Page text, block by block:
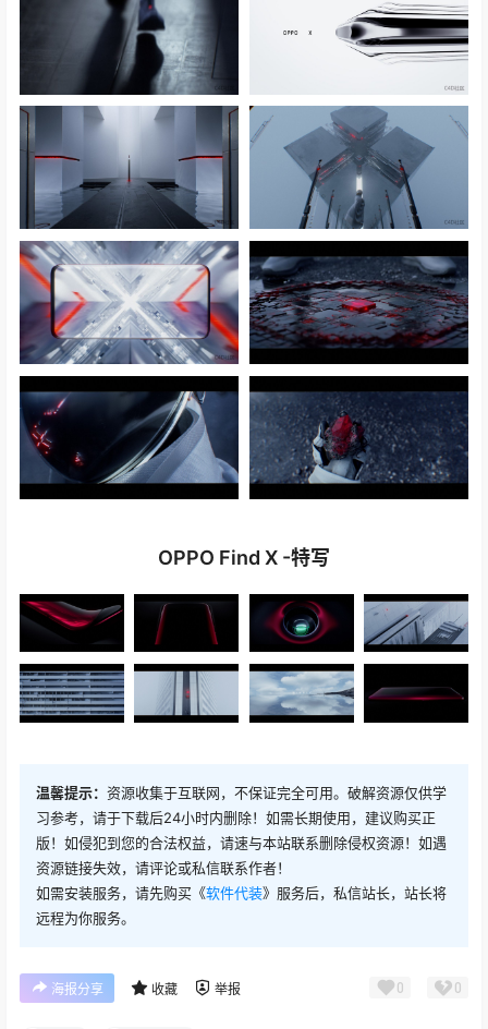
OPPO Find X -特写
温馨提示： 资源收集于互联网，不保证完全可用。破解资源仅供学
习参考，请于下载后24小时内删除！如需长期使用，建议购买正
版！如侵犯到您的合法权益，请速与本站联系删除侵权资源！如遇
资源链接失效，请评论或私信联系作者！
如需安装服务，请先购买《软件代装》服务后，私信站长，站长将
远程为你服务。
海报分享 收藏 举报 0 0